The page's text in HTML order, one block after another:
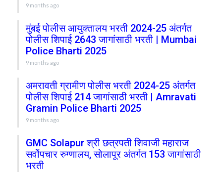
9 months ago
मुंबई पोलीस आयुक्तालय भरती 2024-25 अंतर्गत
पोलीस शिपाई 2643 जागांसाठी भरती | Mumbai
Police Bharti 2025
9 months ago
अमरावती ग्रामीण पोलीस भरती 2024-25 अंतर्गत
पोलीस शिपाई 214 जागांसाठी भरती | Amravati
Gramin Police Bharti 2025
9 months ago
GMC Solapur श्री छत्रपती शिवाजी महाराज
सर्वोपचार रुग्णालय, सोलापूर अंतर्गत 153 जागांसाठी
भरती